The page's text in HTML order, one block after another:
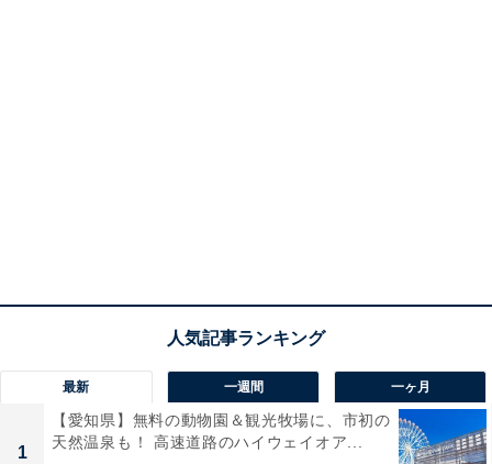
最新 一週間 一ヶ月
1
【愛知県】無料の動物園＆観光牧場に、市初の
天然温泉も！ 高速道路のハイウェイオア...